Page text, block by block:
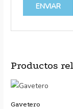
Productos
Gavetero